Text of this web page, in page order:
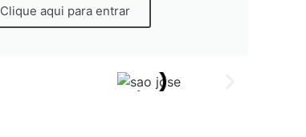
Clique aqui para entrar